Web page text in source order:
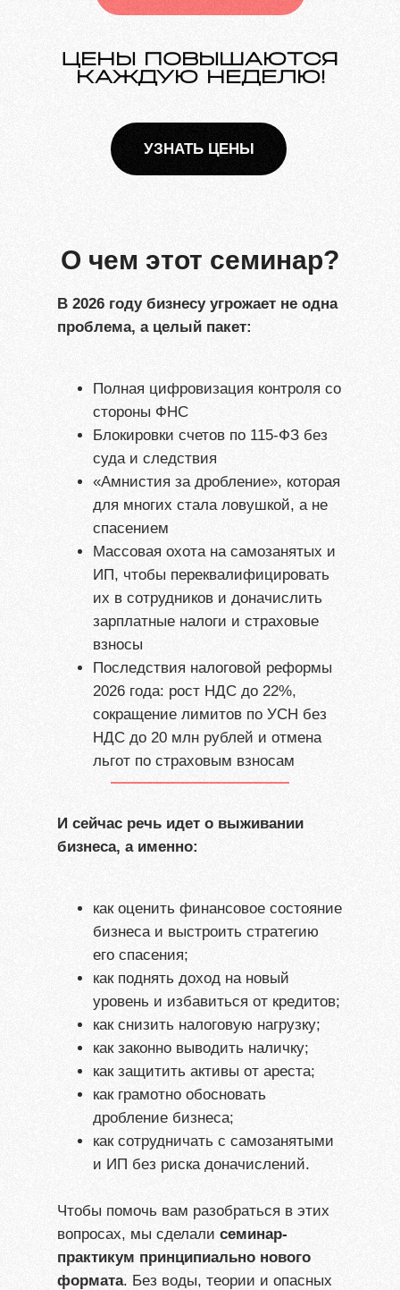
ЦЕНЫ ПОВЫШАЮТСЯ
КАЖДУЮ НЕДЕЛЮ!
УЗНАТЬ ЦЕНЫ
О чем этот семинар?
В 2026 году бизнесу угрожает не одна
проблема, а целый пакет:
Полная цифровизация контроля со
стороны ФНС
Блокировки счетов по 115-ФЗ без
суда и следствия
«Амнистия за дробление», которая
для многих стала ловушкой, а не
спасением
Массовая охота на самозанятых и
ИП, чтобы переквалифицировать
их в сотрудников и доначислить
зарплатные налоги и страховые
взносы
Последствия налоговой реформы
2026 года: рост НДС до 22%,
сокращение лимитов по УСН без
НДС до 20 млн рублей и отмена
льгот по страховым взносам
И сейчас речь идет о выживании
бизнеса, а именно:
как оценить финансовое состояние
бизнеса и выстроить стратегию
его спасения;
как поднять доход на новый
уровень и избавиться от кредитов;
как снизить налоговую нагрузку;
как законно выводить наличку;
как защитить активы от ареста;
как грамотно обосновать
дробление бизнеса;
как сотрудничать с самозанятыми
и ИП без риска доначислений.
Чтобы помочь вам разобраться в этих
вопросах, мы сделали семинар-
практикум принципиально нового
формата. Без воды, теории и опасных